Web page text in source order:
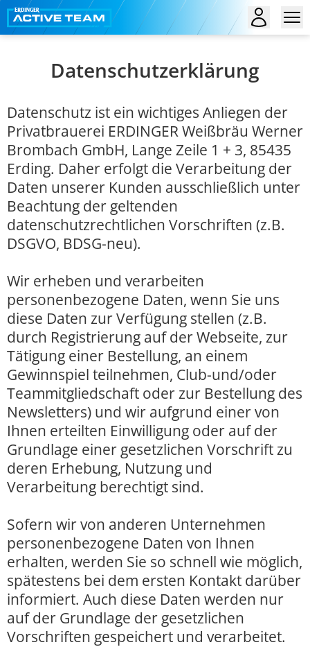
Datenschutzerklärung
Datenschutz ist ein wichtiges Anliegen der
Privatbrauerei ERDINGER Weißbräu Werner
Brombach GmbH, Lange Zeile 1 + 3, 85435
Erding. Daher erfolgt die Verarbeitung der
Daten unserer Kunden ausschließlich unter
Beachtung der geltenden
datenschutzrechtlichen Vorschriften (z.B.
DSGVO, BDSG-neu).
Wir erheben und verarbeiten
personenbezogene Daten, wenn Sie uns
diese Daten zur Verfügung stellen (z.B.
durch Registrierung auf der Webseite, zur
Tätigung einer Bestellung, an einem
Gewinnspiel teilnehmen, Club-und/oder
Teammitgliedschaft oder zur Bestellung des
Newsletters) und wir aufgrund einer von
Ihnen erteilten Einwilligung oder auf der
Grundlage einer gesetzlichen Vorschrift zu
deren Erhebung, Nutzung und
Verarbeitung berechtigt sind.
Sofern wir von anderen Unternehmen
personenbezogene Daten von Ihnen
erhalten, werden Sie so schnell wie möglich,
spätestens bei dem ersten Kontakt darüber
informiert. Auch diese Daten werden nur
auf der Grundlage der gesetzlichen
Vorschriften gespeichert und verarbeitet.